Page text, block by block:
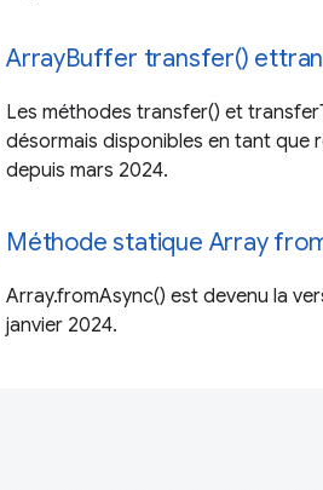
ArrayBuffer transfer()
Les méthodes transfer() et
désormais disponibles en tant que
depuis mars 2024.
Méthode statique Array
Array.fromAsync() est devenu la
janvier 2024.